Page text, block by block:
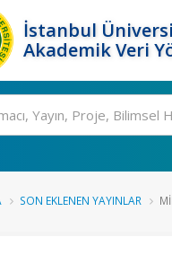
İstanbul
Akademik Veri
SON EKLENEN YAYINLAR